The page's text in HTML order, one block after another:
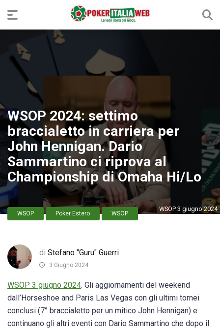
WSOP 2024: settimo
braccialetto in carriera per
John Hennigan. Dario
Sammartino ci riprova al
Championship di Omaha Hi/Lo
WSOP 3 giugno 2024
WSOP Poker Estero WSOP
di Stefano "Guru" Guerri
3 Giugno 2024
WSOP 3 giugno 2024. Gli aggiornamenti del weekend
dall’Horseshoe and Paris Las Vegas con gli ultimi tornei
conclusi (7° braccialetto per un mitico John Hennigan) e
continuano gli altri eventi con Dario Sammartino che dopo il